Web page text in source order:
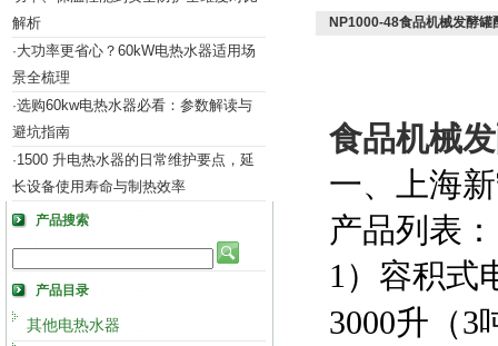
解析
·大功率更省心？60kW电热水器适用场
景全梳理
·选购60kw电热水器必看：参数解读与
避坑指南
·1500 升电热水器的日常维护要点，延
长设备使用寿命与制热效率
产品搜索
产品目录
其他电热水器
NP1000-48食品机械发酵
食品机械
一、上海
产品列表：
1）容积式
3000升（3